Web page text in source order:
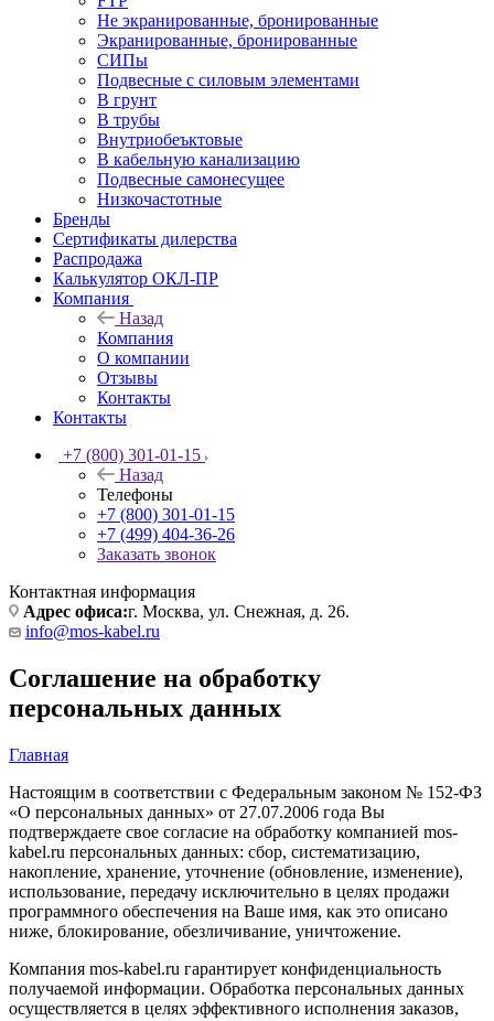
Не экранированные, бронированные
Экранированные, бронированные
СИПы
Подвесные с силовым элементами
В грунт
В трубы
Внутриобеъктовые
В кабельную канализацию
Подвесные самонесущее
Низкочастотные
Бренды
Сертификаты дилерства
Распродажа
Калькулятор ОКЛ-ПР
Компания
Назад
Компания
О компании
Отзывы
Контакты
Контакты
+7 (800) 301-01-15
Назад
Телефоны
+7 (800) 301-01-15
+7 (499) 404-36-26
Заказать звонок
Контактная информация
Адрес офиса:г. Москва, ул. Снежная, д. 26.
info@mos-kabel.ru
Соглашение на обработку
персональных данных
Главная
Настоящим в соответствии с Федеральным законом № 152-ФЗ
«О персональных данных» от 27.07.2006 года Вы
подтверждаете свое согласие на обработку компанией mos-
kabel.ru персональных данных: сбор, систематизацию,
накопление, хранение, уточнение (обновление, изменение),
использование, передачу исключительно в целях продажи
программного обеспечения на Ваше имя, как это описано
ниже, блокирование, обезличивание, уничтожение.
Компания mos-kabel.ru гарантирует конфиденциальность
получаемой информации. Обработка персональных данных
осуществляется в целях эффективного исполнения заказов,